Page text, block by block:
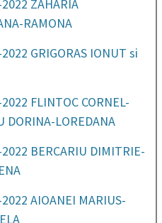
ZAHARIA
RAMONA
GRIGORAS IONUT si
FLINTOC CORNEL-
DORINA-LOREDANA
BERCARIU DIMITRIE-
AIOANEI MARIUS-